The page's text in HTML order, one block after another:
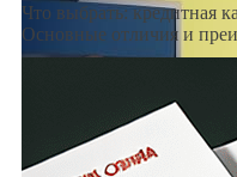
Что выбрать: кредитная
Основные отличия и